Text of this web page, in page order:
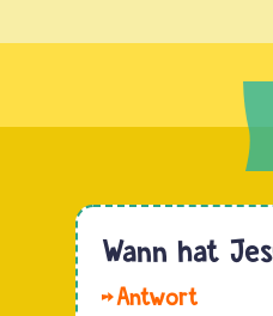
Wann hat